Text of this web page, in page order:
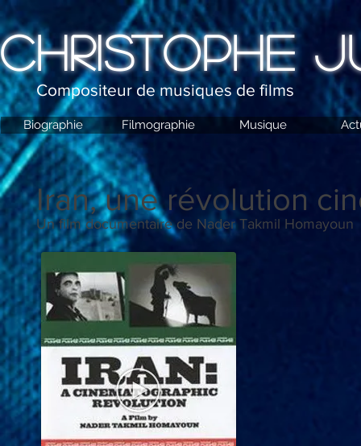
CHRISTOPHE
Compositeur de musiques de films
Biographie Filmographie Musique
Iran, une révolution
Un film documentaire de Nader Takmil Homayoun